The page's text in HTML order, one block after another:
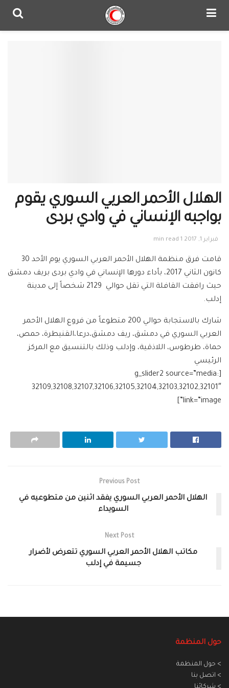
الهلال الأحمر العربي السوري يقوم
بواجبه الإنساني في وادي بردى
فبراير 1, 2017 1 min read
قامت فرق منظمة الهلال الأحمر العربي السوري يوم الأحد 30
كانون الثاني 2017، بأداء دورها الإنساني في وادي بردى بريف دمشق
حيث رافقت القافلة التي تقل حوالي 2129 شخصاً إلى مدينة
إدلب.
شارك بالاستجابة حوالي 200 متطوعاً من فروع الهلال الأحمر
العربي السوري في دمشق، ريف دمشق،درعا،القنيطرة، حمص،
حماة، طرطوس، اللاذقية، وإدلب وذلك بالتنسيق مع المركز
الرئيسي
[g_slider2 source=”media:
32109,32108,32107,32106,32105,32104,32103,32102,32101″
link=”image”]
Previous Post
الهلال الأحمر العربي السوري يفقد اثنين من متطوعيه في
السويداء
Next Post
مكاتب الهلال الأحمر العربي السوري تتعرض لأضرار
جسيمة في إدلب
حول المنظمة
> حول المنظمة
> اتصل بنا